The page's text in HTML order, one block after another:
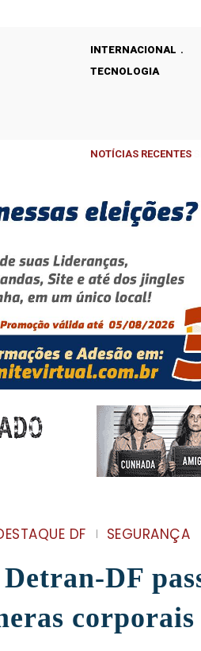
INTERNACIONAL
TECNOLOGIA
NOTÍCIAS RECENTES
DF SEGURANÇA
DF
corporais